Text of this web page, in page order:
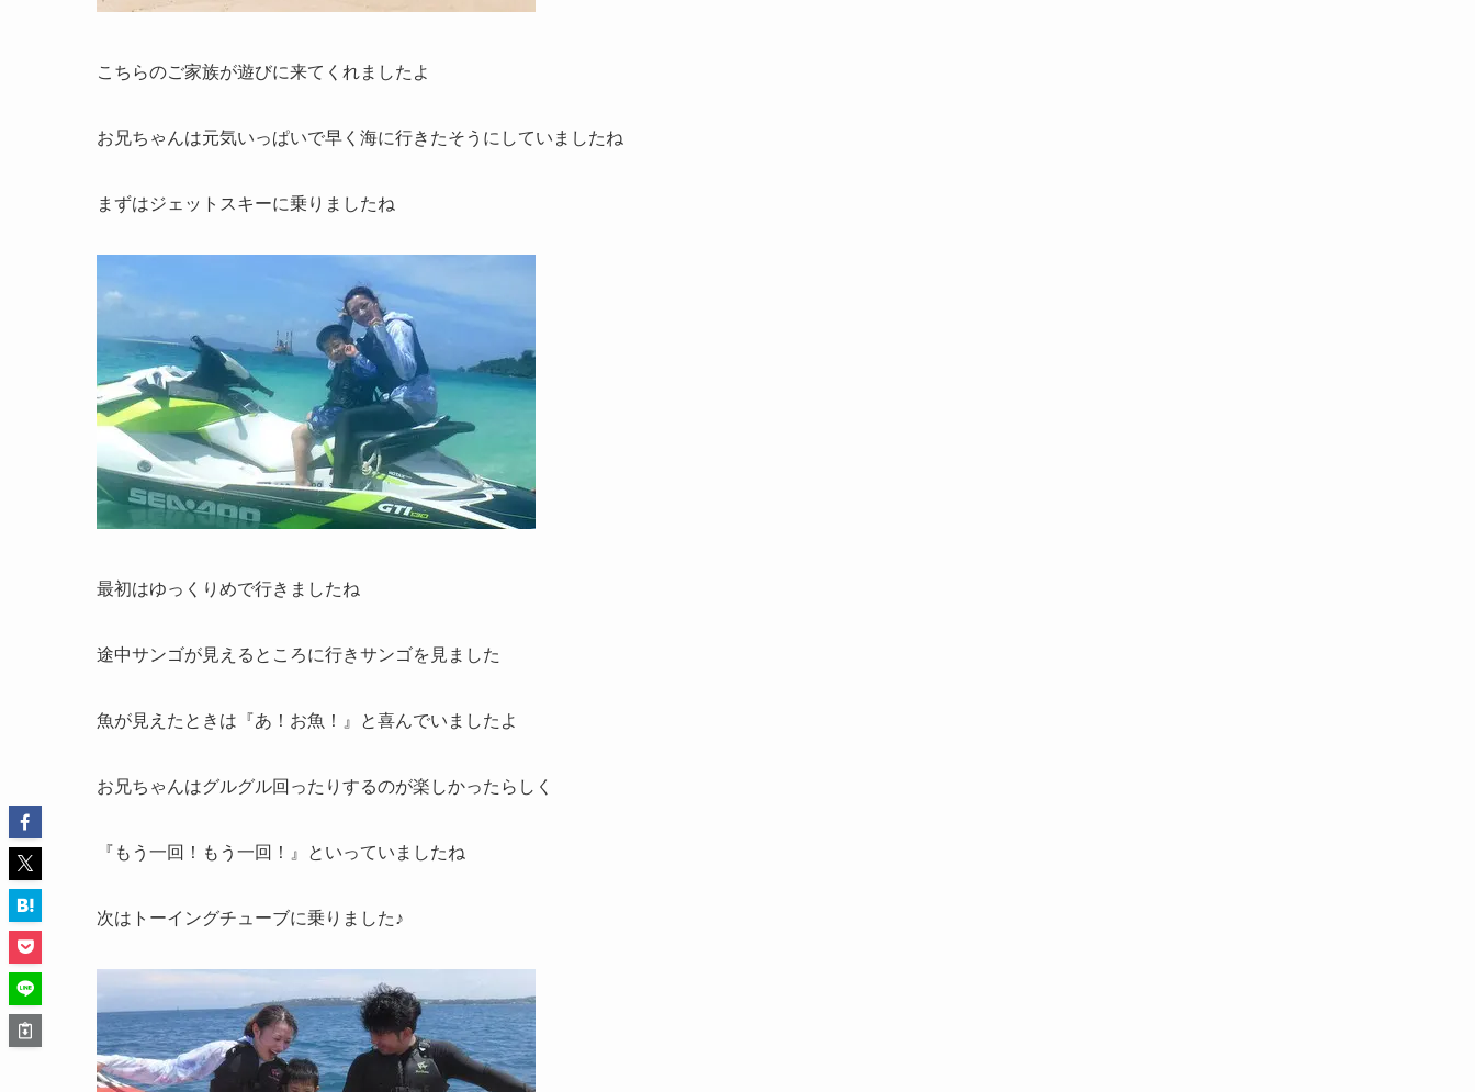
こちらのご家族が遊びに来てくれましたよ
お兄ちゃんは元気いっぱいで早く海に行きたそうにしていましたね
まずはジェットスキーに乗りましたね
最初はゆっくりめで行きましたね
途中サンゴが見えるところに行きサンゴを見ました
魚が見えたときは『あ！お魚！』と喜んでいましたよ
お兄ちゃんはグルグル回ったりするのが楽しかったらしく
『もう一回！もう一回！』といっていましたね
次はトーイングチューブに乗りました♪